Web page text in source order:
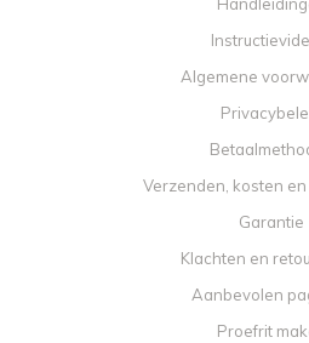
Algemene
Verzenden, kosten
Garantie
Klachten en
Aanbevolen
Proefrit